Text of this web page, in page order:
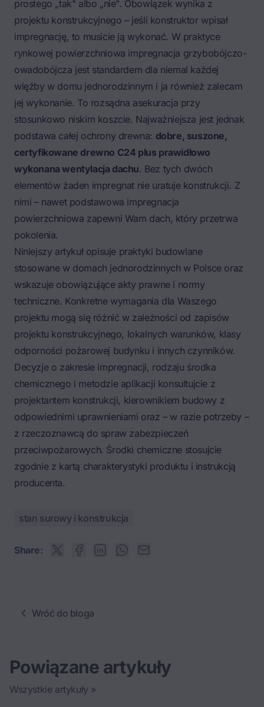
prostego „tak" albo „nie". Obowiązek wynika z
projektu konstrukcyjnego – jeśli konstruktor wpisał
impregnację, to musicie ją wykonać. W praktyce
rynkowej powierzchniowa impregnacja grzybobójczo-
owadobójcza jest standardem dla niemal każdej
więźby w domu jednorodzinnym i ja również zalecam
jej wykonanie. To rozsądna asekuracja przy
stosunkowo niskim koszcie. Najważniejsza jest jednak
podstawa całej ochrony drewna: dobre, suszone,
certyfikowane drewno C24 plus prawidłowo
wykonana wentylacja dachu. Bez tych dwóch
elementów żaden impregnat nie uratuje konstrukcji. Z
nimi – nawet podstawowa impregnacja
powierzchniowa zapewni Wam dach, który przetrwa
pokolenia.
Niniejszy artykuł opisuje praktyki budowlane
stosowane w domach jednorodzinnych w Polsce oraz
wskazuje obowiązujące akty prawne i normy
techniczne. Konkretne wymagania dla Waszego
projektu mogą się różnić w zależności od zapisów
projektu konstrukcyjnego, lokalnych warunków, klasy
odporności pożarowej budynku i innych czynników.
Decyzje o zakresie impregnacji, rodzaju środka
chemicznego i metodzie aplikacji konsultujcie z
projektantem konstrukcji, kierownikiem budowy z
odpowiednimi uprawnieniami oraz – w razie potrzeby –
z rzeczoznawcą do spraw zabezpieczeń
przeciwpożarowych. Środki chemiczne stosujcie
zgodnie z kartą charakterystyki produktu i instrukcją
producenta.
stan surowy i konstrukcja
Share:
Wróć do bloga
Powiązane artykuły
Wszystkie artykuły »